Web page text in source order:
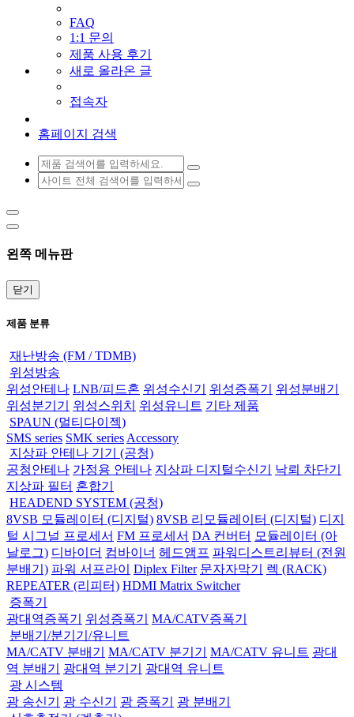
FAQ
1:1 문의
제품 사용 후기
새로 올라온 글
접속자
홈페이지 검색
왼쪽 메뉴판
닫기
제품 분류
재난방송 (FM / TDMB)
위성방송
위성안테나 LNB/피드혼 위성수신기 위성증폭기
위성분배기
위성분기기
위성스위치 위성유니트 기타 제품
SPAUN (멀티다이젝)
SMS series SMK series Accessory
지상파 안테나 기기 (공청)
공청안테나 가정용 안테나 지상파 디지털수신기
낙뢰 차단기
지상파 필터 혼합기
HEADEND SYSTEM (공청)
8VSB 모듈레이터 (디지털) 8VSB 리모듈레이터 (디지털) 디지
털 시그널 프로세서 FM 프로세서 DA 컨버터 모듈레이터 (아
날로그) 디바이더 컴바이너 헤드앰프 파워디스트리뷰터 (전원
분배기) 파워 서프라이 Diplex Filter 문자자막기
렉 (RACK)
REPEATER (리피터) HDMI Matrix Switcher
증폭기
광대역증폭기
위성증폭기
MA/CATV증폭기
분배기/분기기/유니트
MA/CATV 분배기
MA/CATV 분기기 MA/CATV 유니트 광대
역 분배기
광대역 분기기
광대역 유니트
광 시스템
광 송신기
광 수신기 광 증폭기
광 분배기